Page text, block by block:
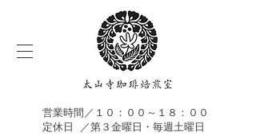
営業時間／１０：００～１８：００
定休日 ／第３金曜日・毎週土曜日